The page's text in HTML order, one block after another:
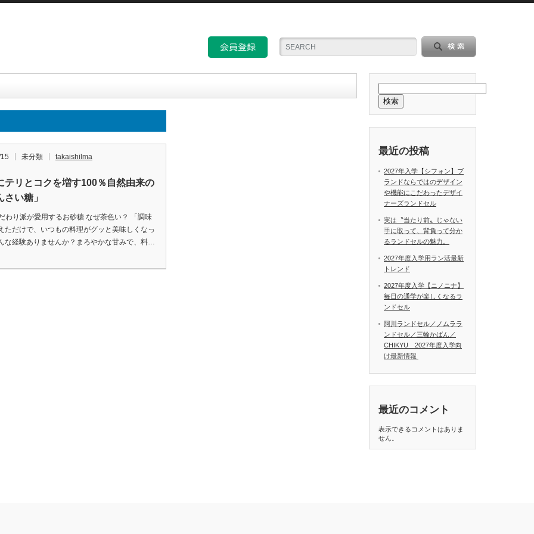
未分類 takaishilma
テリとコクを増す100％自然由来の
さい糖」​
わり派が愛用するお砂糖 なぜ茶色い？ 「調味
ただけで、いつもの料理がグッと美味しくなっ
な経験ありませんか？まろやかな甘みで、料…
検索
最近の投稿
2027年入学【シフォン】ブ
ランドならではのデザイン
や機能にこだわったデザイ
ナーズランドセル
実は〝当たり前〟じゃない
手に取って、背負って分か
るランドセルの魅力。
2027年度入学用ラン活最新
トレンド
2027年度入学【ニノニナ】
毎日の通学が楽しくなるラ
ンドセル
阿川ランドセル／ノムララ
ンドセル／三輪かばん／
CHIKYU 2027年度入学向
け最新情報
最近のコメント
表示できるコメントはありま
せん。